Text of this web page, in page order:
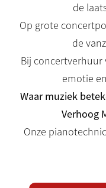
de
Op grote
de
Bij
emotie
Waar muziek
Verhoog
Onze